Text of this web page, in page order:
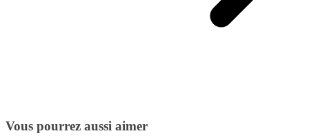
Vous pourrez aussi aimer